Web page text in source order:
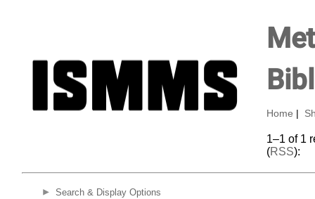
Home
1–1 of 1
(RSS):
Search & Display Options